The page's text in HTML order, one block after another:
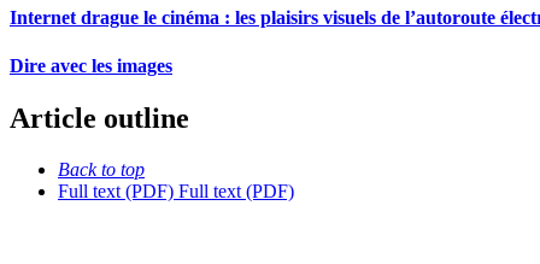
Internet drague le cinéma : les plaisirs visuels de l’autoroute
Dire avec les images
Article outline
Back to top
Full text (PDF) Full text (PDF)